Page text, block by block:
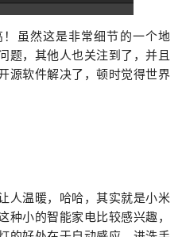
虽然这是非常细节的一个地
题，其他人也关注到了，并且
源软件解决了，顿时觉得世界
人温暖，哈哈，其实就是小米
种小的智能家电比较感兴趣，